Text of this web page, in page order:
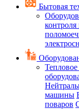
Бытовая
машины
поваров